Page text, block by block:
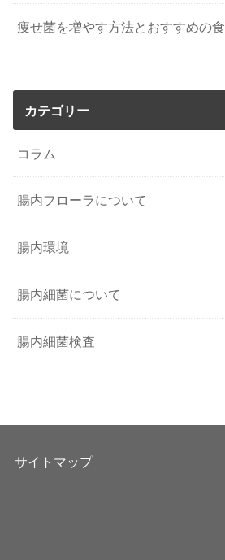
痩せ菌を増やす方法とおすすめの
カテゴリー
コラム
腸内フローラについて
腸内環境
腸内細菌について
腸内細菌検査
サイトマップ